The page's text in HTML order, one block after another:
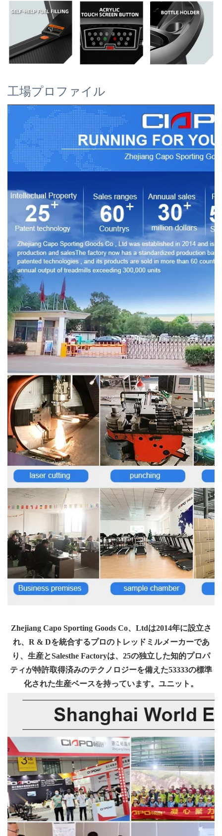
工場プロファイル
Zhejiang Capo Sporting Goods Co、Ltdは2014年に設立さ
れ、R & Dを統合するプロのトレッドミルメーカーであ
り、生産とSalesthe Factoryは、25の独立した知的プロパ
ティが特許取得済みのテクノロジーを備えた53333の標準